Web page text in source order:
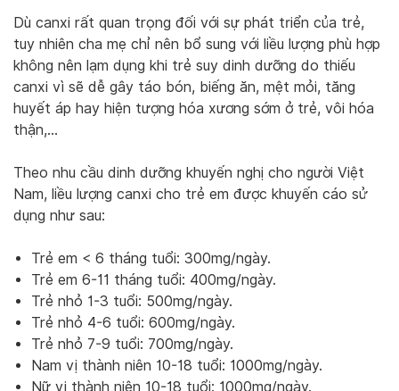
Dù canxi rất quan trọng đối với sự phát triển của trẻ,
tuy nhiên cha mẹ chỉ nên bổ sung với liều lượng phù hợp
không nên lạm dụng khi trẻ suy dinh dưỡng do thiếu
canxi vì sẽ dễ gây táo bón, biếng ăn, mệt mỏi, tăng
huyết áp hay hiện tượng hóa xương sớm ở trẻ, vôi hóa
thận,…
Theo nhu cầu dinh dưỡng khuyến nghị cho người Việt
Nam, liều lượng canxi cho trẻ em được khuyến cáo sử
dụng như sau:
Trẻ em < 6 tháng tuổi: 300mg/ngày.
Trẻ em 6-11 tháng tuổi: 400mg/ngày.
Trẻ nhỏ 1-3 tuổi: 500mg/ngày.
Trẻ nhỏ 4-6 tuổi: 600mg/ngày.
Trẻ nhỏ 7-9 tuổi: 700mg/ngày.
Nam vị thành niên 10-18 tuổi: 1000mg/ngày.
Nữ vị thành niên 10-18 tuổi: 1000mg/ngày.